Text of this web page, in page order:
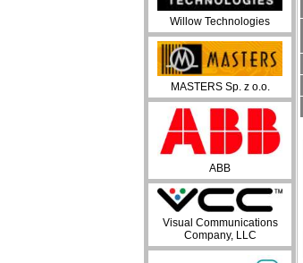
Willow Technologies
MASTERS Sp. z o.o.
ABB
Visual Communications
Company, LLC